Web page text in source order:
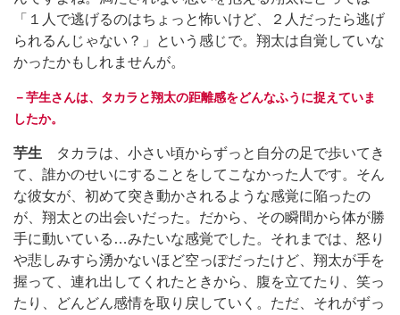
「１人で逃げるのはちょっと怖いけど、２人だったら逃げ
られるんじゃない？」という感じで。翔太は自覚していな
かったかもしれませんが。
－芋生さんは、タカラと翔太の距離感をどんなふうに捉えていま
したか。
芋生 タカラは、小さい頃からずっと自分の足で歩いてき
て、誰かのせいにすることをしてこなかった人です。そん
な彼女が、初めて突き動かされるような感覚に陥ったの
が、翔太との出会いだった。だから、その瞬間から体が勝
手に動いている…みたいな感覚でした。それまでは、怒り
や悲しみすら湧かないほど空っぽだったけど、翔太が手を
握って、連れ出してくれたときから、腹を立てたり、笑っ
たり、どんどん感情を取り戻していく。ただ、それがずっ